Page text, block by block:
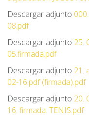
Descargar adjunto
08.pdf
Descargar adjunto 25.
05.firmada.pdf
Descargar adjunto 21.
02-16.pdf (firmada).pdf
Descargar adjunto 20.
16. firmada. TENIS.pdf